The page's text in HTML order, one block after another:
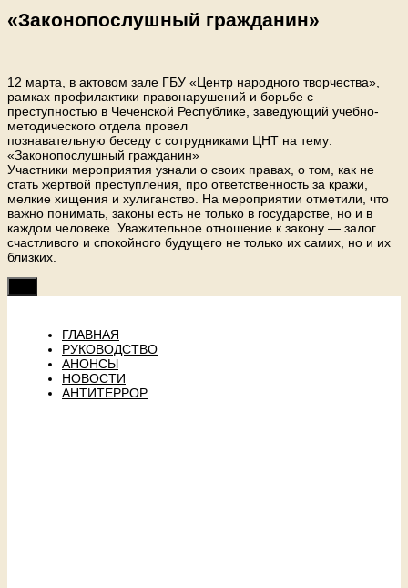
«Законопослушный гражданин»
12 марта, в актовом зале ГБУ «Центр народного творчества»,
рамках профилактики правонарушений и борьбе с
преступностью в Чеченской Республике, заведующий учебно-
методического отдела провел
познавательную беседу с сотрудниками ЦНТ на тему:
«Законопослушный гражданин»
Участники мероприятия узнали о своих правах, о том, как не
стать жертвой преступления, про ответственность за кражи,
мелкие хищения и хулиганство. На мероприятии отметили, что
важно понимать, законы есть не только в государстве, но и в
каждом человеке. Уважительное отношение к закону — залог
счастливого и спокойного будущего не только их самих, но и их
близких.
ГЛАВНАЯ
РУКОВОДСТВО
АНОНСЫ
НОВОСТИ
АНТИТЕРРОР